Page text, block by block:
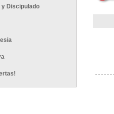
y Discipulado